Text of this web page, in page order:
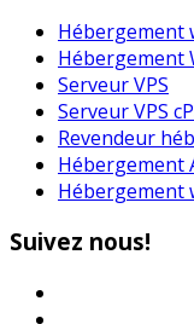
Hébergement
Hébergement
Serveur VPS
Serveur VPS
Revendeur
Hébergement
Hébergement
Suivez nous!